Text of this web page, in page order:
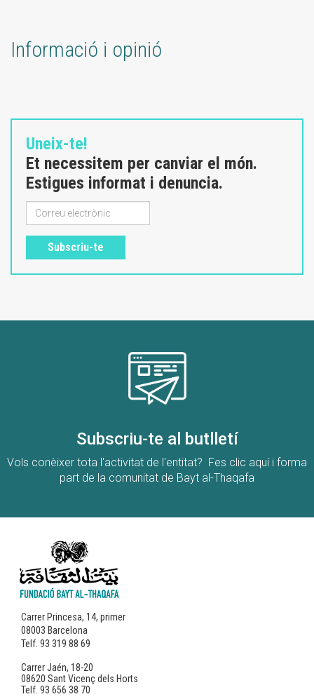
Informació i opinió
Uneix-te!
Et necessitem per canviar el món.
Estigues informat i denuncia.
Subscriu-te
Subscriu-te al butlletí
Vols conèixer tota l'activitat de l'entitat? Fes clic aquí i forma
part de la comunitat de Bayt al-Thaqafa
Carrer Princesa, 14, primer
08003 Barcelona
Telf. 93 319 88 69
Carrer Jaén, 18-20
08620 Sant Vicenç dels Horts
Telf. 93 656 38 70